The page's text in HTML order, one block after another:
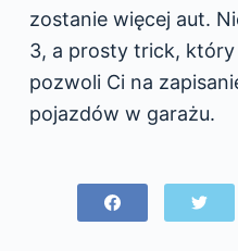
zostanie więcej aut.
3, a prosty trick,
pozwoli Ci na
pojazdów w garażu.